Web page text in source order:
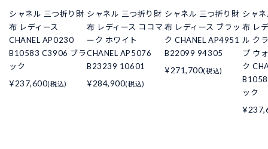
シャネル 三つ折り財
布 レディース
CHANEL AP0230
B10583 C3906 ブラ
ック
¥237,600(税込)
シャネル 三つ折り財
布 レディース ココマ
ーク ホワイト
CHANEL AP5076
B23239 10601
¥284,900(税込)
シャネル 三つ折り財
布 レディース ブラッ
ク CHANEL AP4951
B22099 94305
¥271,700(税込)
シャ
布 レ
ル ク
プ ウ
ク
ック